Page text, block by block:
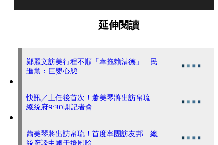
延伸閱讀
鄭麗文訪美行程不順「牽拖賴清德」 民
進黨：巨嬰心態
快訊／上任後首次！蕭美琴將出訪帛琉
總統府9:30開記者會
蕭美琴將出訪帛琉！首度率團訪友邦 總
統府談中國干擾風險